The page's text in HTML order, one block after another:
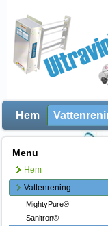
Hem
Menu
Hem
Vattenrening
MightyPure®
Sanitron®